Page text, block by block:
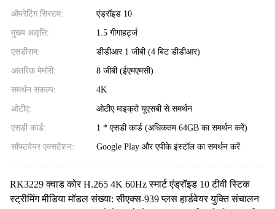
ऑपरेटिंग सिस्टम: एंड्रॉइड 10
मुख्य आवृत्ति: 1.5 गीगाहर्ट्ज
एसडीराम: डीडीआर 1 जीबी (4 बिट डीडीआर)
आंतरिक मेमॉरी: 8 जीबी (ईएमएमसी)
समर्थन संकल्प: 4K
ओटीए: ओटीए माइक्रो यूएसबी से समर्थन
एसडी कार्ड: 1 * एसडी कार्ड (अधिकतम 64GB का समर्थन करें)
सॉफ्टवेयर एक्सटेंशन: Google Play और एपीके इंस्टॉल का समर्थन करें
RK3229 क्वाड कोर H.265 4K 60Hz स्मार्ट एंड्रॉइड 10 टीवी स्टिक
स्ट्रीमिंग मीडिया मॉडल संख्या: सीएक्स-939 प्लस हार्डवेयर युक्ति संचालन